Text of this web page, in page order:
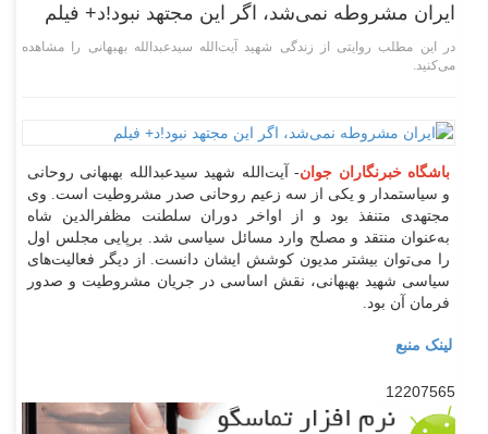
ایران مشروطه نمی‌شد، اگر این مجتهد نبود!د+ فیلم
در این مطلب روایتی از زندگی شهید آیت‌الله سیدعبدالله بهبهانی را مشاهده
می‌کنید.
باشگاه خبرنگاران جوان- آیت‌الله شهید سیدعبدالله بهبهانی روحانی
و سیاستمدار و یکی از سه زعیم روحانی صدر مشروطیت است. وی
مجتهدی متنفذ بود و از اواخر دوران سلطنت مظفرالدین شاه
به‌عنوان منتقد و مصلح وارد مسائل سیاسی شد. برپایی مجلس اول
را می‌توان بیشتر مدیون کوشش ایشان دانست. از دیگر فعالیت‌های
سیاسی شهید بهبهانی، نقش اساسی در جریان مشروطیت و صدور
فرمان آن بود.
لینک منبع
12207565